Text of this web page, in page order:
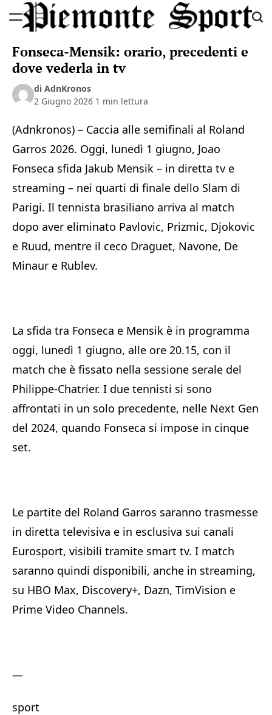
to
Sport
Fonseca-Mensik: orario, precedenti e
dove vederla in tv
di AdnKronos
2 Giugno 2026 1 min lettura
(Adnkronos) – Caccia alle semifinali al Roland
Garros 2026. Oggi, lunedì 1 giugno, Joao
Fonseca sfida Jakub Mensik – in diretta tv e
streaming – nei quarti di finale dello Slam di
Parigi. Il tennista brasiliano arriva al match
dopo aver eliminato Pavlovic, Prizmic, Djokovic
e Ruud, mentre il ceco Draguet, Navone, De
Minaur e Rublev.
La sfida tra Fonseca e Mensik è in programma
oggi, lunedì 1 giugno, alle ore 20.15, con il
match che è fissato nella sessione serale del
Philippe-Chatrier. I due tennisti si sono
affrontati in un solo precedente, nelle Next Gen
del 2024, quando Fonseca si impose in cinque
set.
Le partite del Roland Garros saranno trasmesse
in diretta televisiva e in esclusiva sui canali
Eurosport, visibili tramite smart tv. I match
saranno quindi disponibili, anche in streaming,
su HBO Max, Discovery+, Dazn, TimVision e
Prime Video Channels.
—
sport